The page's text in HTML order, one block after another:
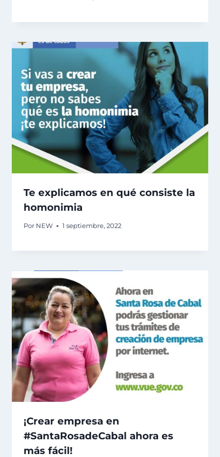
Te explicamos en qué consiste la
homonimia
Por NEW 1 septiembre, 2022
¡Crear empresa en
#SantaRosadeCabal ahora es
más fácil!